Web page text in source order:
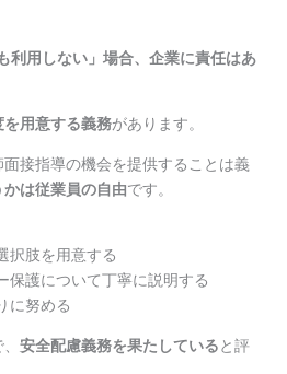
利用しない」場合、企業に責任はあ
用意する義務があります。
接指導の機会を提供することは義
は従業員の自由です。
択肢を用意する
保護について丁寧に説明する
に努める
安全配慮義務を果たしていると評